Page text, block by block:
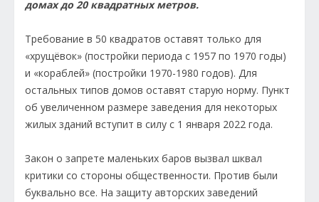
домах до 20 квадратных метров.
Требование в 50 квадратов оставят только для
«хрущёвок» (постройки периода с 1957 по 1970 годы)
и «кораблей» (постройки 1970-1980 годов). Для
остальных типов домов оставят старую норму. Пункт
об увеличенном размере заведения для некоторых
жилых зданий вступит в силу с 1 января 2022 года.
Закон о запрете маленьких баров вызвал шквал
критики со стороны общественности. Против были
буквально все. На защиту авторских заведений